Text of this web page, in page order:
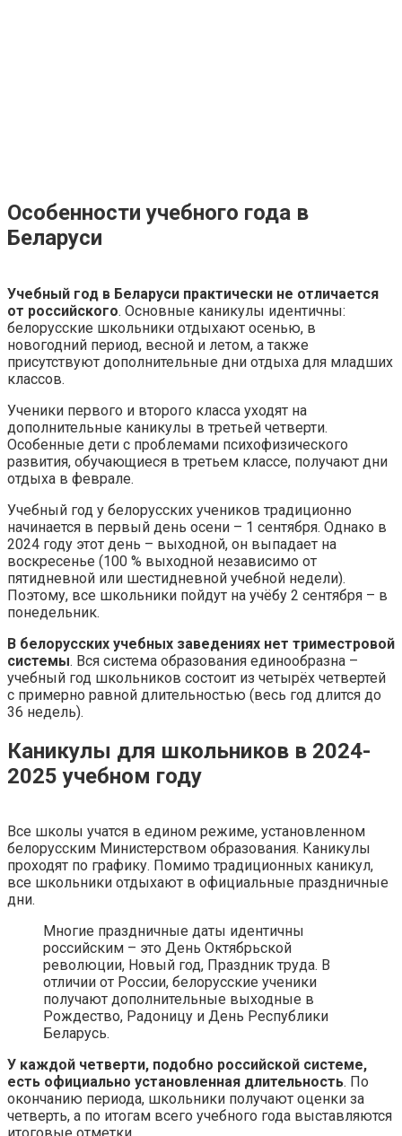
Особенности учебного года в
Беларуси
Учебный год в Беларуси практически не отличается
от российского. Основные каникулы идентичны:
белорусские школьники отдыхают осенью, в
новогодний период, весной и летом, а также
присутствуют дополнительные дни отдыха для младших
классов.
Ученики первого и второго класса уходят на
дополнительные каникулы в третьей четверти.
Особенные дети с проблемами психофизического
развития, обучающиеся в третьем классе, получают дни
отдыха в феврале.
Учебный год у белорусских учеников традиционно
начинается в первый день осени – 1 сентября. Однако в
2024 году этот день – выходной, он выпадает на
воскресенье (100 % выходной независимо от
пятидневной или шестидневной учебной недели).
Поэтому, все школьники пойдут на учёбу 2 сентября – в
понедельник.
В белорусских учебных заведениях нет триместровой
системы. Вся система образования единообразна –
учебный год школьников состоит из четырёх четвертей
с примерно равной длительностью (весь год длится до
36 недель).
Каникулы для школьников в 2024-
2025 учебном году
Все школы учатся в едином режиме, установленном
белорусским Министерством образования. Каникулы
проходят по графику. Помимо традиционных каникул,
все школьники отдыхают в официальные праздничные
дни.
Многие праздничные даты идентичны
российским – это День Октябрьской
революции, Новый год, Праздник труда. В
отличии от России, белорусские ученики
получают дополнительные выходные в
Рождество, Радоницу и День Республики
Беларусь.
У каждой четверти, подобно российской системе,
есть официально установленная длительность. По
окончанию периода, школьники получают оценки за
четверть, а по итогам всего учебного года выставляются